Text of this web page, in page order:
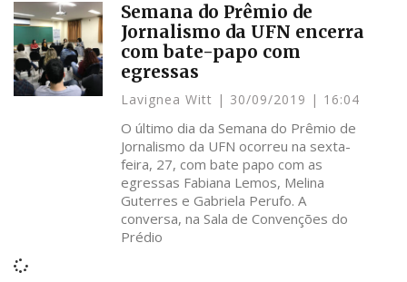
Semana do Prêmio de
Jornalismo da UFN encerra
com bate-papo com
egressas
Lavignea Witt 30/09/2019 16:04
O último dia da Semana do Prêmio de
Jornalismo da UFN ocorreu na sexta-
feira, 27, com bate papo com as
egressas Fabiana Lemos, Melina
Guterres e Gabriela Perufo. A
conversa, na Sala de Convenções do
Prédio